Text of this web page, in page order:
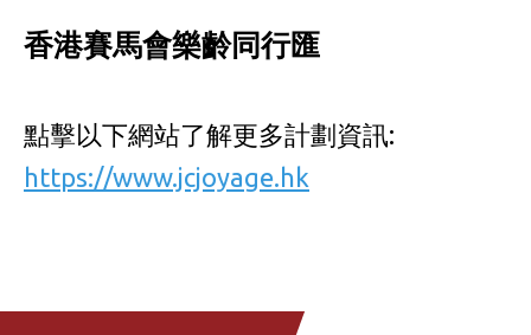
香港賽馬會樂齡同行匯
點擊以下網站了解更多計劃資訊:
https://www.jcjoyage.hk